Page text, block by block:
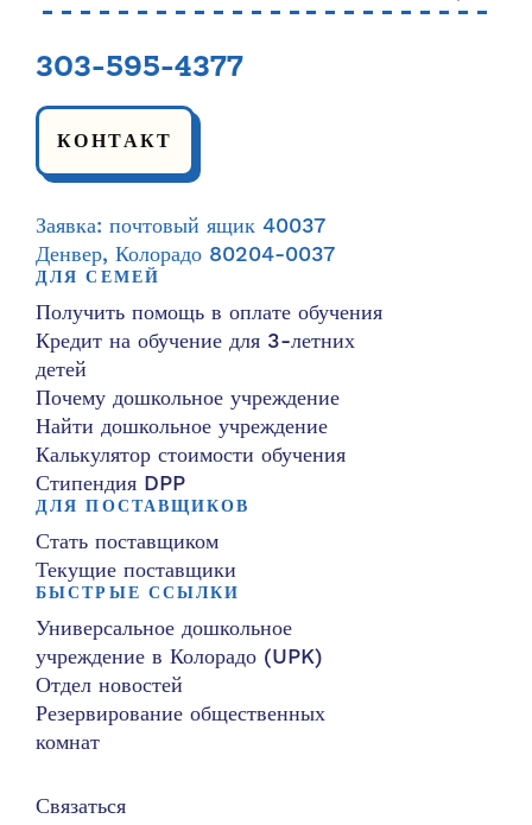
303-595-4377
КОНТАКТ
Заявка: почтовый ящик 40037
Денвер, Колорадо 80204-0037
ДЛЯ СЕМЕЙ
Получить помощь в оплате обучения
Кредит на обучение для 3-летних
детей
Почему дошкольное учреждение
Найти дошкольное учреждение
Калькулятор стоимости обучения
Стипендия DPP
ДЛЯ ПОСТАВЩИКОВ
Стать поставщиком
Текущие поставщики
БЫСТРЫЕ ССЫЛКИ
Универсальное дошкольное
учреждение в Колорадо (UPK)
Отдел новостей
Резервирование общественных
комнат
Связаться